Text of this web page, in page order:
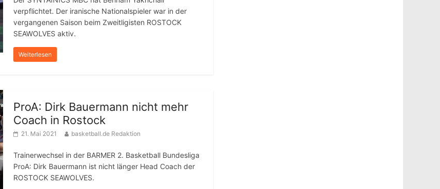
verpflichtet. Der iranische Nationalspieler war in der
vergangenen Saison beim Zweitligisten ROSTOCK
SEAWOLVES aktiv.
Weiterlesen
ProA: Dirk Bauermann nicht mehr
Coach in Rostock
21. Mai 2021 basketball.de Redaktion
Trainerwechsel in der BARMER 2. Basketball Bundesliga
ProA: Dirk Bauermann ist nicht länger Head Coach der
ROSTOCK SEAWOLVES.